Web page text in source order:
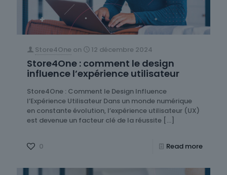
Store4One on 12 décembre 2024
Store4One : comment le design
influence l’expérience utilisateur
Store4One : Comment le Design Influence
l’Expérience Utilisateur Dans un monde numérique
en constante évolution, l’expérience utilisateur (UX)
est devenue un facteur clé de la réussite […]
0 Read more